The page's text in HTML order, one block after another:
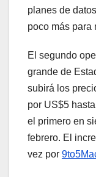
planes de
poco más para
El segundo
grande de
subirá los
por US$5
el primero en
febrero. El
vez por